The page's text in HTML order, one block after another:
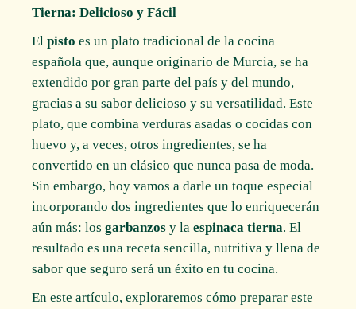
Tierna: Delicioso y Fácil
Elpisto es un plato tradicional de la cocina
española que, aunque originario de Murcia, se ha
extendido por gran parte del país y del mundo,
gracias a su sabor delicioso y su versatilidad. Este
plato, que combina verduras asadas o cocidas con
huevo y, a veces, otros ingredientes, se ha
convertido en un clásico que nunca pasa de moda.
Sin embargo, hoy vamos a darle un toque especial
incorporando dos ingredientes que lo enriquecerán
aún más: losgarbanzos y laespinaca tierna. El
resultado es una receta sencilla, nutritiva y llena de
sabor que seguro será un éxito en tu cocina.
En este artículo, exploraremos cómo preparar este